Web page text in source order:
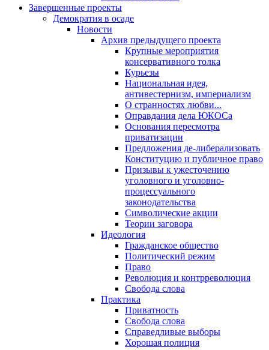
Завершенные проекты
Демократия в осаде
Новости
Архив предыдущего проекта
Крупные мероприятия
консервативного толка
Курьезы
Национальная идея,
антивестернизм, империализм
О странностях любви...
Оправдания дела ЮКОСа
Основания пересмотра
приватизации
Предложения де-либерализовать
Конституцию и публичное право
Призывы к ужесточению
уголовного и уголовно-
процессуального
законодательства
Символические акции
Теории заговора
Идеология
Гражданское общество
Политический режим
Право
Революция и контрреволюция
Свобода слова
Практика
Приватность
Свобода слова
Справедливые выборы
Хорошая полиция